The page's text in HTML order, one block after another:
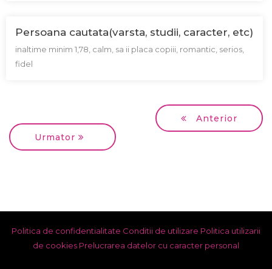
Persoana cautata(varsta, studii, caracter, etc)
inaltime minim 1,78, calm, sa ii placa copiii, romantic, serios,
fidel
Anterior
Urmator
Politica de confidentialitate Conditii de utilizare Politica utilizarii
de cookies Prelucrarea datelor cu caracter personal